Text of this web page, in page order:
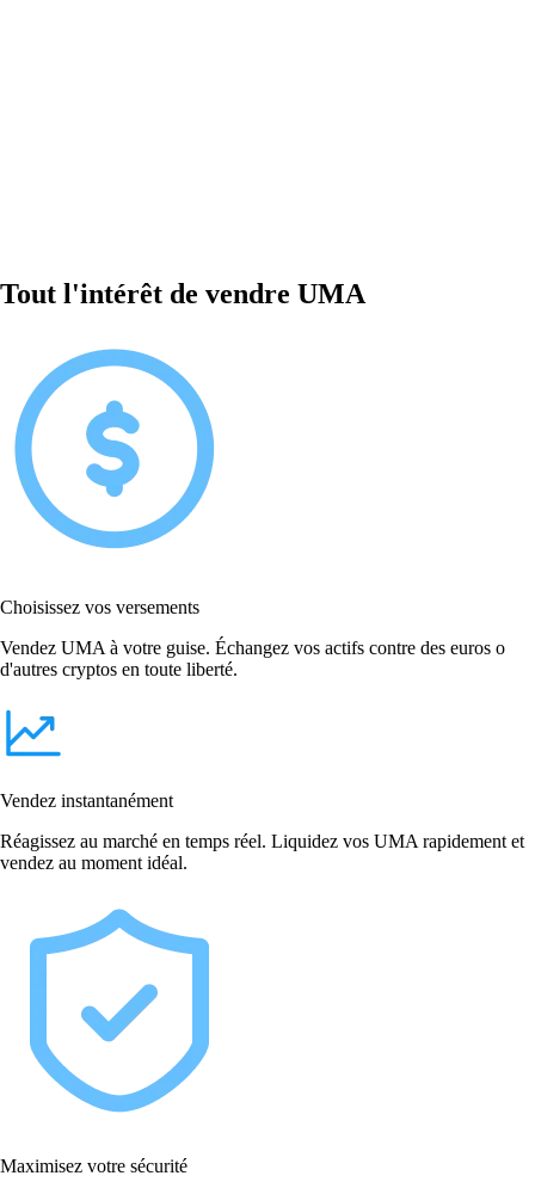
Tout l'intérêt de vendre UMA
Choisissez vos versements
Vendez UMA à votre guise. Échangez vos actifs contre des euros o
d'autres cryptos en toute liberté.
Vendez instantanément
Réagissez au marché en temps réel. Liquidez vos UMA rapidement et
vendez au moment idéal.
Maximisez votre sécurité